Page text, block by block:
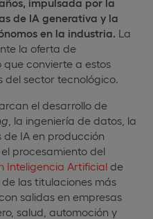
de IA generativa y la
en la industria. La
la oferta de
que convierte a estos
del sector tecnológico.
el desarrollo de
, la ingeniería de datos, la
IA en producción
procesamiento del
Inteligencia Artificial de
las titulaciones más
salidas en empresas
salud, automoción y